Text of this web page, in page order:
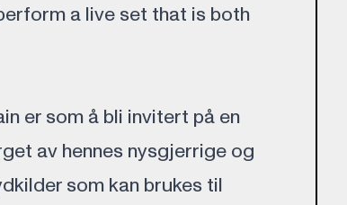
a live set that is both
er som å bli invitert på en
av hennes nysgjerrige og
som kan brukes til